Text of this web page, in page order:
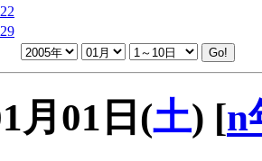
22
29
月01日(土) [n